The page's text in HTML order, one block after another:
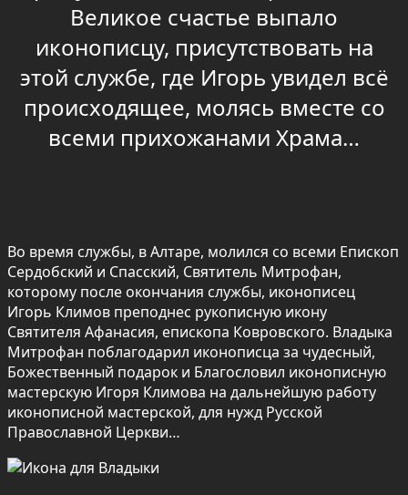
Великое счастье выпало
иконописцу, присутствовать на
этой службе, где Игорь увидел всё
происходящее, молясь вместе со
всеми прихожанами Храма…
Во время службы, в Алтаре, молился со всеми Епископ
Сердобский и Спасский, Святитель Митрофан,
которому после окончания службы, иконописец
Игорь Климов преподнес рукописную икону
Святителя Афанасия, епископа Ковровского. Владыка
Митрофан поблагодарил иконописца за чудесный,
Божественный подарок и Благословил иконописную
мастерскую Игоря Климова на дальнейшую работу
иконописной мастерской, для нужд Русской
Православной Церкви…